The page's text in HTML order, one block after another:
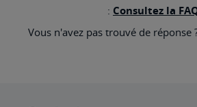
: Consultez la
Vous n'avez pas trouvé de réponse